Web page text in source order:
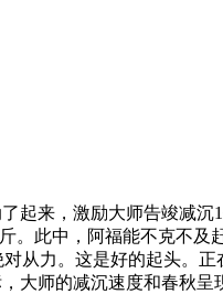
来，激励大师告竣减沉
。此中，阿福能不克不
从力。这是好的起头。
大师的减沉速度和春秋